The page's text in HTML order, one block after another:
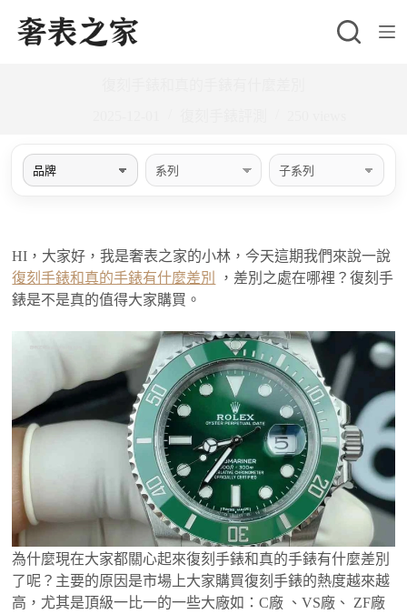
跳
至
HI，大家好，我是奢表之家的小林，今天這期我們來說一說
復刻手錶和真的手錶有什麼差別
，差別之處在哪裡？復刻手
錶是不是真的值得大家購買。
為什麼現在大家都關心起來復刻手錶和真的手錶有什麼差別
了呢？主要的原因是市場上大家購買復刻手錶的熱度越來越
高，尤其是頂級一比一的一些大廠如：C廠 、VS廠、 ZF廠